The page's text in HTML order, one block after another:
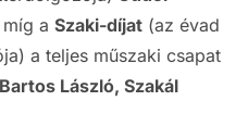
a Szaki-díjat (az évad
a teljes műszaki csapat
László, Szakál